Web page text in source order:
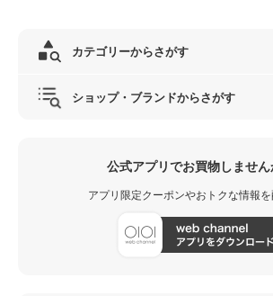
カテゴリーからさがす
ショップ・ブランドからさがす
公式アプリでお買物しません
アプリ限定クーポンやおトクな情報を